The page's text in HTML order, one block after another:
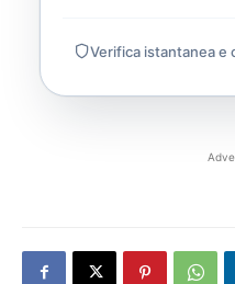
Verifica istantanea e